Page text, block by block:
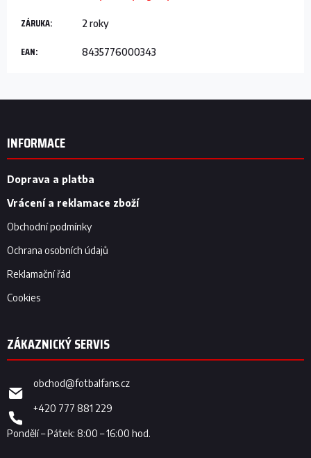
ZÁRUKA: 2 roky
EAN: 8435776000343
Z
INFORMACE
Doprava a platba
Vrácení a reklamace zboží
Obchodní podmínky
Ochrana osobních údajů
Reklamační řád
Cookies
obchod@fotbalfans.cz
+420 777 881 229